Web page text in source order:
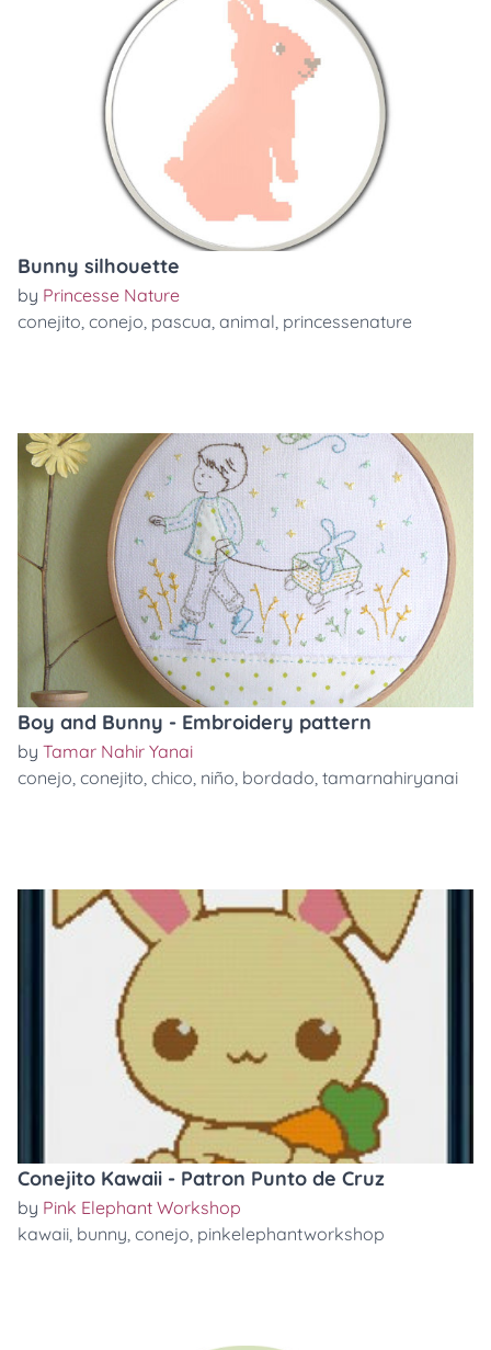
Bunny silhouette
by Princesse Nature
conejito, conejo, pascua, animal, princessenature
Boy and Bunny - Embroidery pattern
by Tamar Nahir Yanai
conejo, conejito, chico, niño, bordado, tamarnahiryanai
Conejito Kawaii - Patron Punto de Cruz
by Pink Elephant Workshop
kawaii, bunny, conejo, pinkelephantworkshop